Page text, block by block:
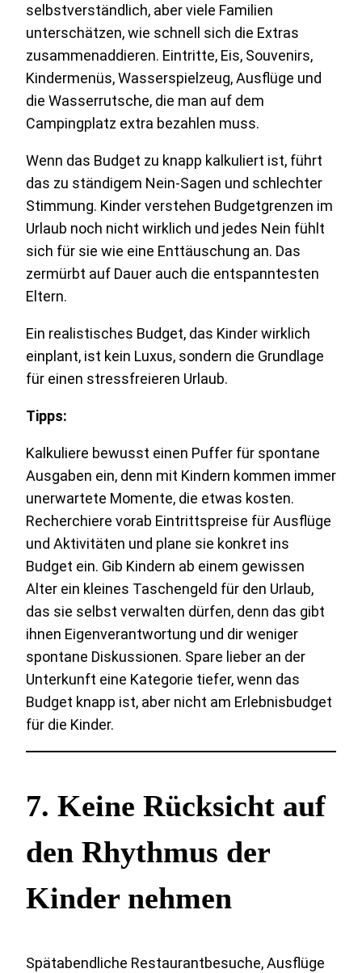
selbstverständlich, aber viele Familien
unterschätzen, wie schnell sich die Extras
zusammenaddieren. Eintritte, Eis, Souvenirs,
Kindermenüs, Wasserspielzeug, Ausflüge und
die Wasserrutsche, die man auf dem
Campingplatz extra bezahlen muss.
Wenn das Budget zu knapp kalkuliert ist, führt
das zu ständigem Nein-Sagen und schlechter
Stimmung. Kinder verstehen Budgetgrenzen im
Urlaub noch nicht wirklich und jedes Nein fühlt
sich für sie wie eine Enttäuschung an. Das
zermürbt auf Dauer auch die entspanntesten
Eltern.
Ein realistisches Budget, das Kinder wirklich
einplant, ist kein Luxus, sondern die Grundlage
für einen stressfreieren Urlaub.
Tipps:
Kalkuliere bewusst einen Puffer für spontane
Ausgaben ein, denn mit Kindern kommen immer
unerwartete Momente, die etwas kosten.
Recherchiere vorab Eintrittspreise für Ausflüge
und Aktivitäten und plane sie konkret ins
Budget ein. Gib Kindern ab einem gewissen
Alter ein kleines Taschengeld für den Urlaub,
das sie selbst verwalten dürfen, denn das gibt
ihnen Eigenverantwortung und dir weniger
spontane Diskussionen. Spare lieber an der
Unterkunft eine Kategorie tiefer, wenn das
Budget knapp ist, aber nicht am Erlebnisbudget
für die Kinder.
7. Keine Rücksicht auf
den Rhythmus der
Kinder nehmen
Spätabendliche Restaurantbesuche, Ausflüge